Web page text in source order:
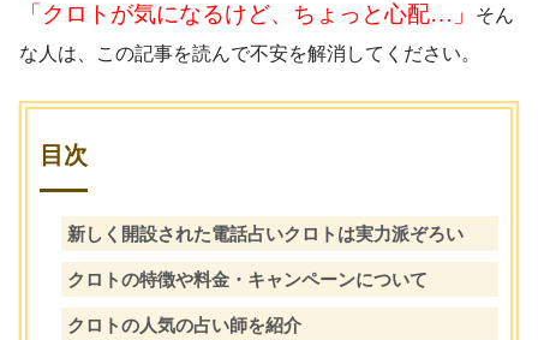
「クロトが気になるけど、ちょっと心配…」
そん
な人は、この記事を読んで不安を解消してください。
目次
新しく開設された電話占いクロトは実力派ぞろい
クロトの特徴や料金・キャンペーンについて
クロトの人気の占い師を紹介